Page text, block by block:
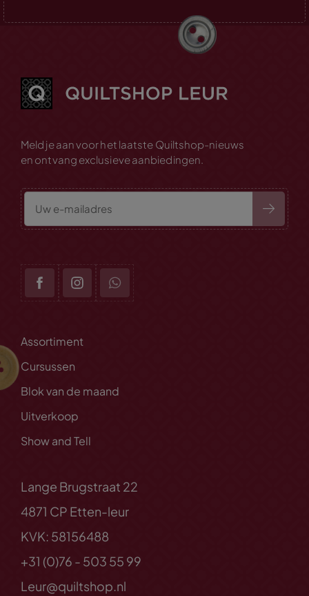
Meld je aan voor het laatste Quiltshop-nieuws
en ontvang exclusieve aanbiedingen.
Assortiment
Cursussen
Blok van de maand
Uitverkoop
Show and Tell
Lange Brugstraat 22
4871 CP Etten-leur
KVK: 58156488
+31 (0)76 - 503 55 99
Leur@quiltshop.nl